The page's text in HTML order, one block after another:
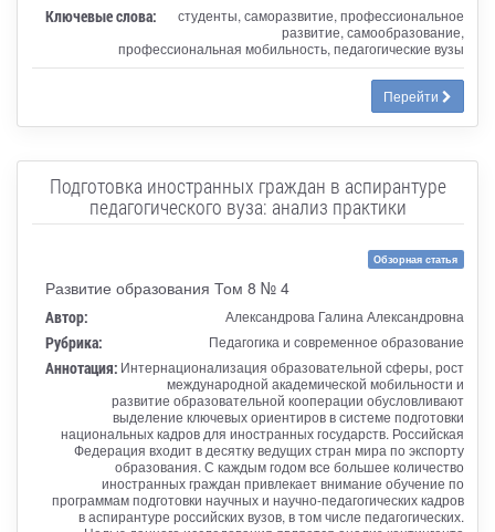
Ключевые слова:
студенты, саморазвитие, профессиональное
развитие, самообразование,
профессиональная мобильность, педагогические вузы
Перейти
Подготовка иностранных граждан в аспирантуре
педагогического вуза: анализ практики
Обзорная статья
Развитие образования Том 8 № 4
Автор: Александрова Галина Александровна
Рубрика: Педагогика и современное образование
Аннотация: Интернационализация образовательной сферы, рост
международной академической мобильности и
развитие образовательной кооперации обусловливают
выделение ключевых ориентиров в системе подготовки
национальных кадров для иностранных государств. Российская
Федерация входит в десятку ведущих стран мира по экспорту
образования. С каждым годом все большее количество
иностранных граждан привлекает внимание обучение по
программам подготовки научных и научно-педагогических кадров
в аспирантуре российских вузов, в том числе педагогических.